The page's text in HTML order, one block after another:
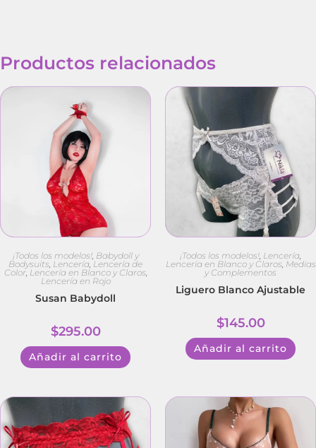
Productos relacionados
¡Todos los modelos!, Babydoll y
Bodysuits Lencería ,Lencería de
Color, Lencería en Blanco y Claros
Lencería en Rojo
Susan Babydoll
$295.00
Añadir al carrito
¡Todos los modelos! Lencería
Lencería en Blanco y Claros Medias
y Complementos
Liguero Blanco Ajustable
$145.00
Añadir al carrito